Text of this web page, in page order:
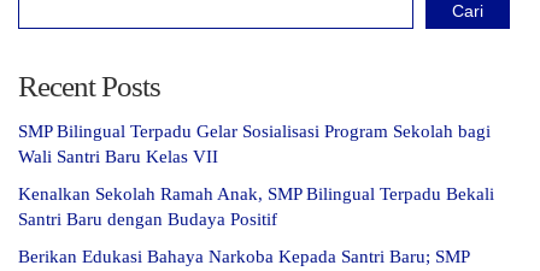
Cari
Recent Posts
SMP Bilingual Terpadu Gelar Sosialisasi Program Sekolah bagi
Wali Santri Baru Kelas VII
Kenalkan Sekolah Ramah Anak, SMP Bilingual Terpadu Bekali
Santri Baru dengan Budaya Positif
Berikan Edukasi Bahaya Narkoba Kepada Santri Baru; SMP